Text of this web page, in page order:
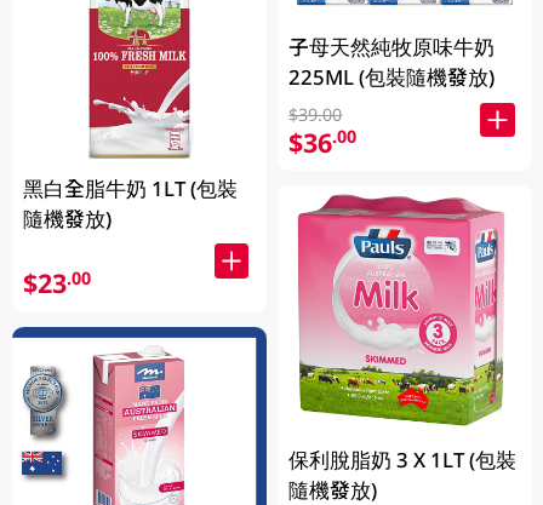
黑白全脂牛奶 1LT (包裝
隨機發放)
$23.00
子母天然純牧原味牛奶
225ML (包裝隨機發放)
$39.00
$36.00
保利脫脂奶 3 X 1LT (包裝
隨機發放)